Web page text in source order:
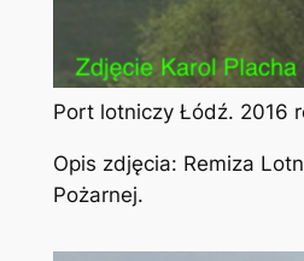
Port lotniczy Łódź. 2016
Opis zdjęcia: Remiza
Pożarnej.